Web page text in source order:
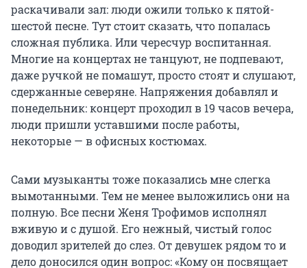
раскачивали зал: люди ожили только к пятой-
шестой песне. Тут стоит сказать, что попалась
сложная публика. Или чересчур воспитанная.
Многие на концертах не танцуют, не подпевают,
даже ручкой не помашут, просто стоят и слушают,
сдержанные северяне. Напряжения добавлял и
понедельник: концерт проходил в 19 часов вечера,
люди пришли уставшими после работы,
некоторые — в офисных костюмах.
Сами музыканты тоже показались мне слегка
вымотанными. Тем не менее выложились они на
полную. Все песни Женя Трофимов исполнял
вживую и с душой. Его нежный, чистый голос
доводил зрителей до слез. От девушек рядом то и
дело доносился один вопрос: «Кому он посвящает